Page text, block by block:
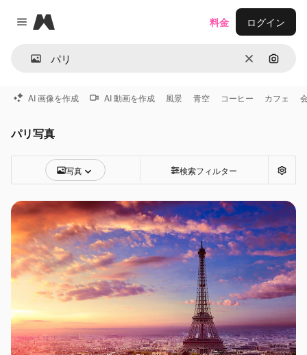
Close menu
Magnific
消去 画像で
料金 ログイン
AI 画像を作成 AI 動画を作成 風景 青空 コーヒー カフェ
パリ写真
写真 検索フィルター